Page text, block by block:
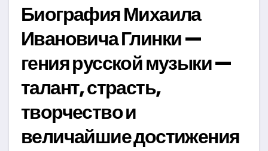
Биография Михаила
Ивановича Глинки —
гения русской музыки —
талант, страсть,
творчество и
величайшие достижения